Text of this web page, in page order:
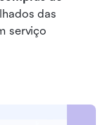
das
serviço